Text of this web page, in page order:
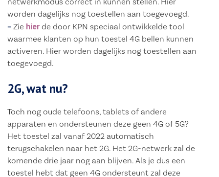
worden dagelijks nog toestellen aan toegevoegd.
–Zie hier de door KPN speciaal ontwikkelde tool
waarmee klanten op hun toestel 4G bellen kunnen
activeren. Hier worden dagelijks nog toestellen aan
toegevoegd.
2G, wat nu?
Toch nog oude telefoons, tablets of andere
apparaten en ondersteunen deze geen 4G of 5G?
Het toestel zal vanaf 2022 automatisch
terugschakelen naar het 2G. Het 2G-netwerk zal de
komende drie jaar nog aan blijven. Als je dus een
toestel hebt dat geen 4G ondersteunt zal deze